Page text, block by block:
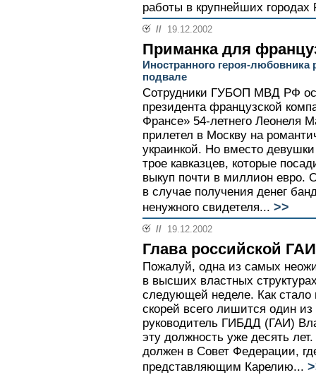
работы в крупнейших городах
// 19.12.2002
Приманка для
Иностранного героя-
подвале
Сотрудники ГУБОП МВД РФ
президента французской
Франсе» 54-летнего Леонеля
прилетел в Москву на
украинкой. Но вместо
трое кавказцев, которые
выкуп почти в миллион евро.
в случае получения денег
ненужного свидетеля... >>
// 19.12.2002
Глава российской
Пожалуй, одна из самых
в высших властных
следующей неделе. Как стало
скорей всего лишится один
руководитель ГИБДД (ГАИ)
эту должность уже десять
должен в Совет Федерации,
представляющим Карелию...